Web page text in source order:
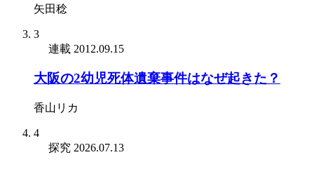
矢田稔
3
連載 2012.09.15
大阪の2幼児死体遺棄事件はなぜ起きた？
香山リカ
4
探究 2026.07.13